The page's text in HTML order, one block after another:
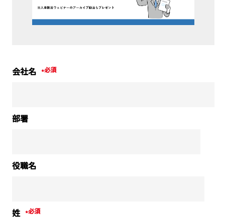
会社名 *
部署
役職名
姓 *